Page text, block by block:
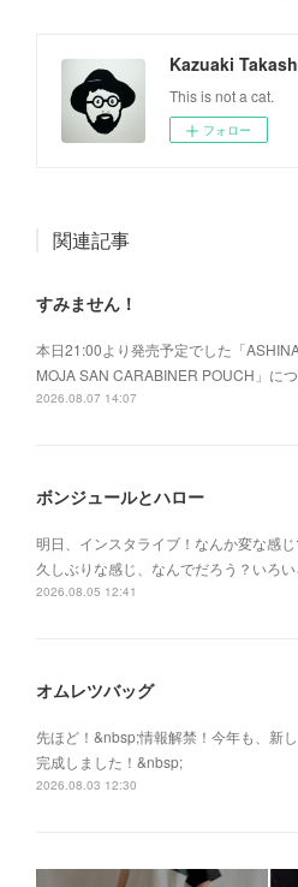
Kazuaki
This is not a cat.
フォロー
関連記事
すみません！
本日21:00より発売予定でした「
MOJA SAN CARABINER POUCH」に
2026.08.07 14:07
ボンジュールとハロー
明日、インスタライブ！なんか変な感
久しぶりな感じ、なんでだろう？いろい
2026.08.05 12:41
オムレツバッグ
先ほど！&nbsp;情報解禁！今年も、新
完成しました！&nbsp;
2026.08.03 12:30